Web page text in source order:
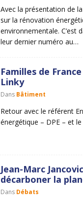
Avec la présentation de
sur la rénovation
environnementale. C’est
leur dernier numéro au…
Familles de
Linky
Dans Bâtiment
Retour avec le référent
énergétique – DPE – et
Jean-Marc
décarboner la
Dans Débats